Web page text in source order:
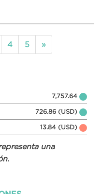
4 5 »
7,757.64
726.86 (USD)
13.84 (USD)
una